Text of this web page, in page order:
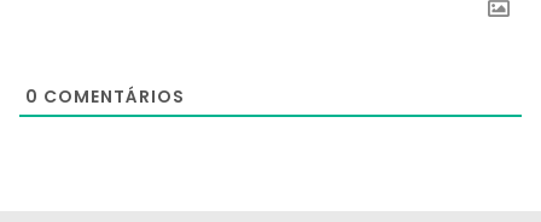
0 COMENTÁRIOS